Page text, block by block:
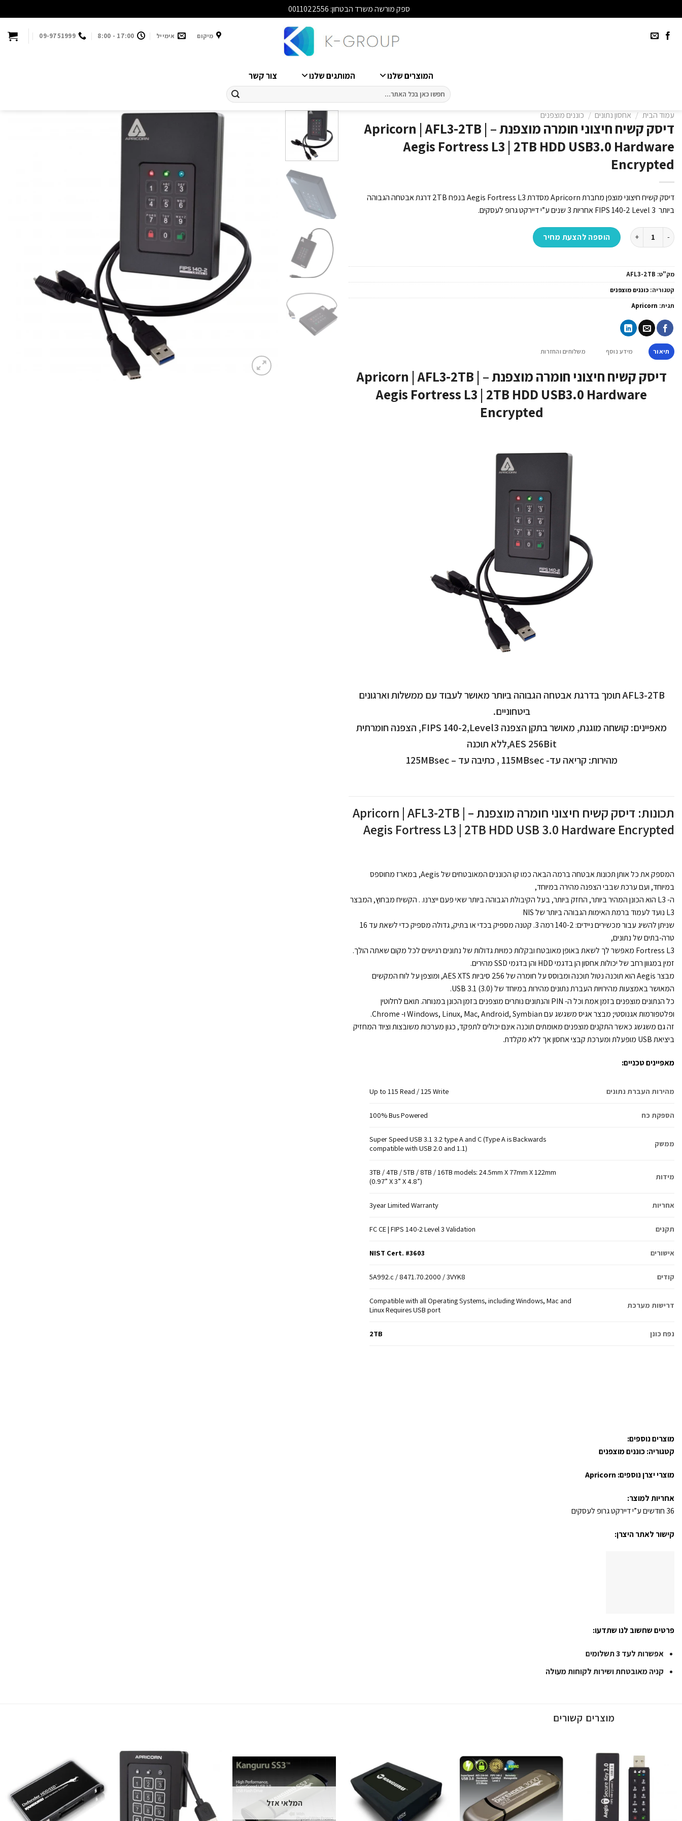
ספק מורשה משרד הבטחון: 0011022556
מיקום אימייל 17:00 - 8:00
09-9751999
המוצרים שלנו המותגים שלנו צור קשר
חיפוש
עבור:
עמוד הבית / אחסון נתונים / כוננים מוצפנים
דיסק קשיח חיצוני חומרה מוצפנת – Apricorn | AFL3-2TB |
Aegis Fortress L3 | 2TB HDD USB3.0 Hardware
Encrypted
דיסק קשיח חיצוני מוצפן מחברת Apricorn מסדרת Aegis Fortress L3 בנפח 2TB דרגת אבטחה הגבוהה
ביותר FIPS 140-2 Level 3 אחריות 3 שנים ע”י דיירקט גרופ לעסקים.
כמות של דיסק קשיח חיצוני חומרה מוצפנת - Apricorn | AFL3-2TB | Aegis Fortress L3 | 2TB HDD USB3.0 Hardware Encrypted
הוספה להצעת מחיר
מק"ט: AFL3-2TB
קטגוריה: כוננים מוצפנים
תגית: Apricorn
תיאור מידע נוסף משלוחים והחזרות
דיסק קשיח חיצוני חומרה מוצפנת – Apricorn | AFL3-2TB |
Aegis Fortress L3 | 2TB HDD USB3.0 Hardware
Encrypted
AFL3-2TB תומך בדרגת אבטחה הגבוהה ביותר מאושר לעבוד עם ממשלות וארגונים
ביטחוניים.
מאפיינים: קושחה מוגנת, מאושר בתקן הצפנה FIPS 140-2,Level3, הצפנה חומרתית
AES 256Bit,ללא תוכנה
מהירות: קריאה עד- 115MBsec , כתיבה עד – 125MBsec
תכונות: דיסק קשיח חיצוני חומרה מוצפנת – Apricorn | AFL3-2TB |
Aegis Fortress L3 | 2TB HDD USB 3.0 Hardware Encrypted
המספק את כל אותן תכונות אבטחה ברמה הבאה כמו קו הכוננים המאובטחים של Aegis, במארז מחוספס
במיוחד, ועם ערכת שבבי הצפנה מהירה במיוחד,
ה- L3 הוא הכונן המהיר ביותר, החזק ביותר, בעל הקיבולת הגבוהה ביותר שאי פעם ייצרנו. . הקשיח מבחוץ, המבצר
L3 נועד לעמוד ברמת האימות הגבוהה ביותר של NIS
שניתן להשיג עבור מכשירים ניידים: 140-2 רמה 3. קטנה מספיק בכדי או בתיק, גדולה מספיק כדי לשאת עד 16
טרה-בתים של נתונים,
Fortress L3 מאפשר לך לשאת באופן מאובטח ובקלות כמויות גדולות של נתונים רגישים לכל מקום שאתה הולך.
זמין במגוון רחב של יכולות אחסון הן בדגמי HDD והן בדגמי SSD מהירים.
מבצר Aegis הוא תוכנה נטול תוכנה ומבוסס על חומרה של 256 סיביות AES XTS, ומוצפן על לוח המקשים
המאושר באמצעות מהירויות העברת נתונים מהירות במיוחד של USB 3.1 (3.0).
כל הנתונים מוצפנים בזמן אמת וכל ה- PIN והנתונים נותרים מוצפנים בזמן הכונן במנוחה. תואם לחלוטין
ופלטפורמות אגנוסטי; מבצר אגיס משגשג עם Windows, Linux, Mac, Android, Symbian ו- Chrome.
זה גם משגשג כאשר התקנים מוצפנים מאומתים תוכנה אינם יכולים לתפקד, כגון מערכות משובצות וציוד המחזיק
ביציאת USB מופעלת ומערכת קבצי אחסון אך ללא מקלדת.
מאפיינים טכניים:
מהירות העברת נתונים Up to 115 Read / 125 Write
הספקת כח 100% Bus Powered
ממשק
Super Speed USB 3.1 3.2 type A and C (Type A is Backwards
compatible with USB 2.0 and 1.1)
מידות
3TB / 4TB / 5TB / 8TB / 16TB models: 24.5mm X 77mm X 122mm
(0.97” X 3” X 4.8”)
אחריות 3year Limited Warranty
תקנים FC CE | FIPS 140-2 Level 3 Validation
אישורים NIST Cert. #3603
קודים 5A992.c / 8471.70.2000 / 3VYK8
דרישות מערכת
Compatible with all Operating Systems, including Windows, Mac and
Linux Requires USB port
נפח כונן 2TB
מוצרים נוספים:
קטגוריה:כוננים מוצפנים
מוצרי יצרן נוספים: Apricorn
אחריות למוצר:
36 חודשים ע”י דיירקט גרופ לעסקים
קישור לאתר היצרן:
פרטים שחשוב לנו שתדעו:
אפשרות לעד 3 תשלומים
קניה מאובטחת ושירות לקוחות מעולה
מוצרים קשורים
המלאי אזל